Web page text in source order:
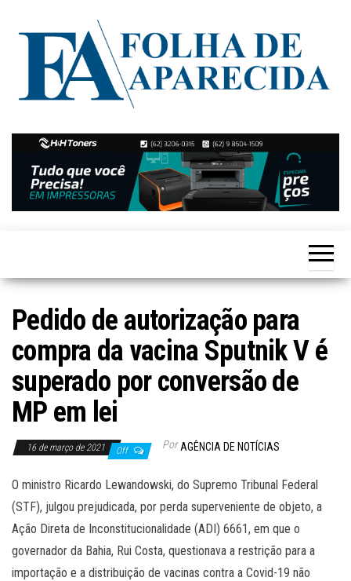
Folha de
Aparecida
Notícias
de
Aparecida
de
Goiânia
Pedido de autorização para
compra da vacina Sputnik V é
superado por conversão de
MP em lei
16 de março de 2021 Off Por AGÊNCIA DE NOTÍCIAS
O ministro Ricardo Lewandowski, do Supremo Tribunal Federal
(STF), julgou prejudicada, por perda superveniente de objeto, a
Ação Direta de Inconstitucionalidade (ADI) 6661, em que o
governador da Bahia, Rui Costa, questionava a restrição para a
importação e a distribuição de vacinas contra a Covid-19 não